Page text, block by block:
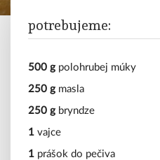
mäso
vegetariánske
sladké
potrebujeme:
500 g polohrubej múky
250 g masla
250 g bryndze
1 vajce
1 prášok do pečiva